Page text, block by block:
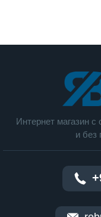
Интернет магазин
и без